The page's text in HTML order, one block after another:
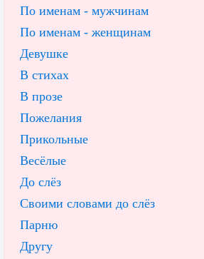
По именам - мужчинам
По именам - женщинам
Девушке
В стихах
В прозе
Пожелания
Прикольные
Весёлые
До слёз
Своими словами до слёз
Парню
Другу